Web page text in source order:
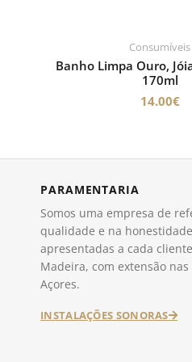
Consumíveis
Banho Limpa Ouro,
170ml
14.00€
PARAMENTARIA
Somos uma empresa de
qualidade e na
apresentadas a cada
Madeira, com extensão nas
Açores.
INSTALAÇÕES SONORAS